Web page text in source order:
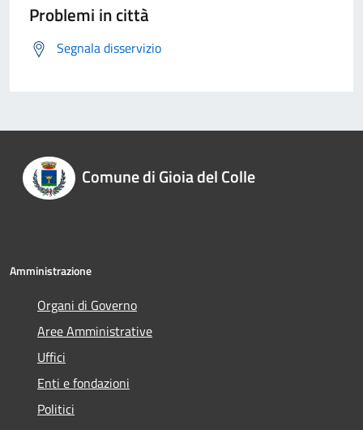
Problemi in città
Segnala disservizio
Comune di Gioia del Colle
Amministrazione
Organi di Governo
Aree Amministrative
Uffici
Enti e fondazioni
Politici